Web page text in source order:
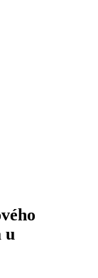
u